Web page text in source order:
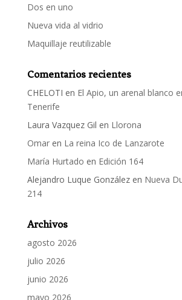
Dos en uno
Nueva vida al vidrio
Maquillaje reutilizable
Comentarios recientes
CHELOTI en El Apio, un arenal blanco
Tenerife
Laura Vazquez Gil en Llorona
Omaren La reina Ico de Lanzarote
María Hurtado en Edición 164
Alejandro Luque Gonzálezen Nueva
214
Archivos
agosto 2026
julio 2026
junio 2026
mayo 2026